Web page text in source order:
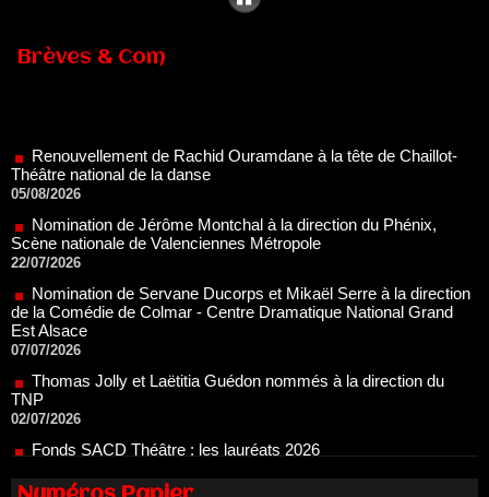
Brèves & Com
05/08/2026
Nomination de Jérôme Montchal à la direction du Phénix,
Scène nationale de Valenciennes Métropole
22/07/2026
Nomination de Servane Ducorps et Mikaël Serre à la direction
de la Comédie de Colmar - Centre Dramatique National Grand
Est Alsace
07/07/2026
Thomas Jolly et Laëtitia Guédon nommés à la direction du
TNP
02/07/2026
Fonds SACD Théâtre : les lauréats 2026
23/06/2026
Dispositif ARTCENA Écrire pour le cirque, les lauréats 2026 !